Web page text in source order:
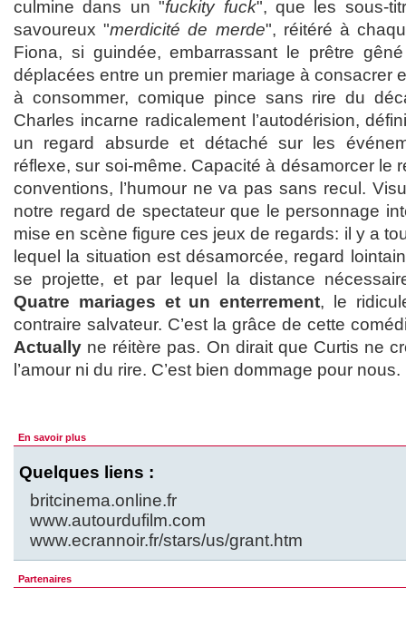
culmine dans un "fuckity fuck", que les sous-
savoureux "merdicité de merde", réitéré à
Fiona, si guindée, embarrassant le prêtre
déplacées entre un premier mariage à consacrer
à consommer, comique pince sans rire du
Charles incarne radicalement l’autodérision,
un regard absurde et détaché sur les
réflexe, sur soi-même. Capacité à désamorcer le
conventions, l’humour ne va pas sans recul.
notre regard de spectateur que le personnage
mise en scène figure ces jeux de regards: il y a
lequel la situation est désamorcée, regard
se projette, et par lequel la distance
Quatre mariages et un enterrement, le
contraire salvateur. C’est la grâce de cette
Actually ne réitère pas. On dirait que Curtis ne
l’amour ni du rire. C’est bien dommage pour nous.
En savoir plus
Quelques liens :
britcinema.online.fr
www.autourdufilm.com
www.ecrannoir.fr/stars/us/grant.htm
Partenaires